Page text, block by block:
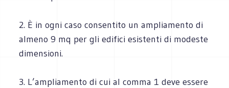
2. È in ogni caso consentito un ampliamento di
almeno 9 mq per gli edifici esistenti di modeste
dimensioni.
3. L’ampliamento di cui al comma 1 deve essere